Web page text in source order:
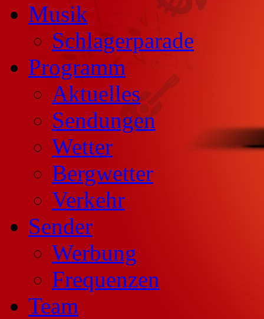
Musik
Schlagerparade
Programm
Aktuelles
Sendungen
Wetter
Bergwetter
Verkehr
Sender
Werbung
Frequenzen
Team